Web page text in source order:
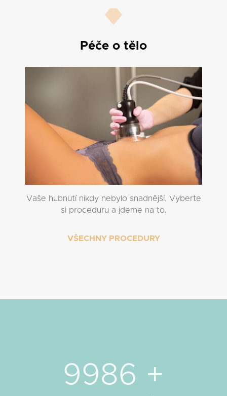
Péče o tělo
Vaše hubnutí nikdy nebylo snadnější. Vyberte
si proceduru a jdeme na to.
VŠECHNY PROCEDURY
9986 +